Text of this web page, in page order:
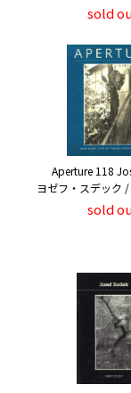
sold
Aperture 118
ヨゼフ・スデック
sold